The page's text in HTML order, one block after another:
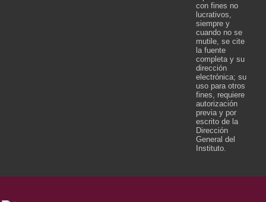
con fines no
lucrativos,
siempre y
cuando no se
mutile, se cite
la fuente
completa y su
dirección
electrónica; su
uso para otros
fines, requiere
autorización
previa y por
escrito de la
Dirección
General del
Instituto.